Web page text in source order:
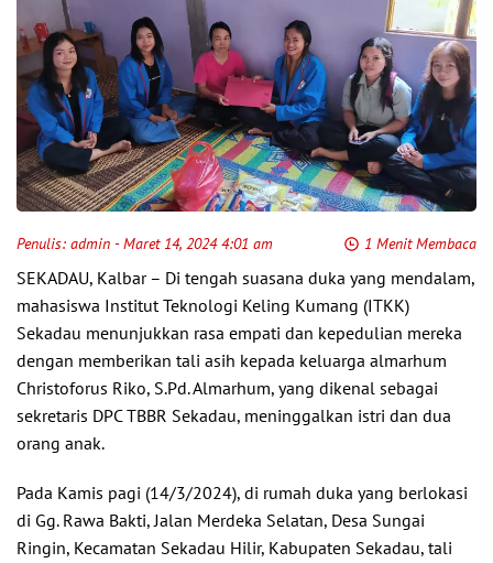
Penulis: admin - Maret 14, 2024 4:01 am 1 Menit Membaca
SEKADAU, Kalbar – Di tengah suasana duka yang mendalam,
mahasiswa Institut Teknologi Keling Kumang (ITKK)
Sekadau menunjukkan rasa empati dan kepedulian mereka
dengan memberikan tali asih kepada keluarga almarhum
Christoforus Riko, S.Pd. Almarhum, yang dikenal sebagai
sekretaris DPC TBBR Sekadau, meninggalkan istri dan dua
orang anak.
Pada Kamis pagi (14/3/2024), di rumah duka yang berlokasi
di Gg. Rawa Bakti, Jalan Merdeka Selatan, Desa Sungai
Ringin, Kecamatan Sekadau Hilir, Kabupaten Sekadau, tali